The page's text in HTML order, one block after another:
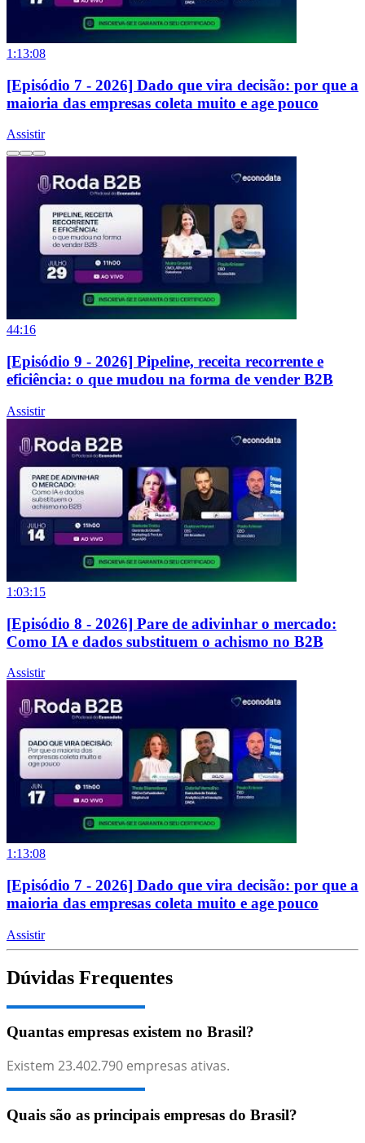
1:13:08
[Episódio 7 - 2026] Dado que vira decisão: por que a
maioria das empresas coleta muito e age pouco
Assistir
44:16
[Episódio 9 - 2026] Pipeline, receita recorrente e
eficiência: o que mudou na forma de vender B2B
Assistir
1:03:15
[Episódio 8 - 2026] Pare de adivinhar o mercado:
Como IA e dados substituem o achismo no B2B
Assistir
1:13:08
[Episódio 7 - 2026] Dado que vira decisão: por que a
maioria das empresas coleta muito e age pouco
Assistir
Dúvidas Frequentes
Quantas empresas existem no Brasil?
Existem 23.402.790 empresas ativas.
Quais são as principais empresas do Brasil?